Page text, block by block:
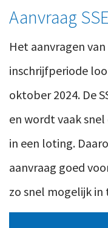
Aanvraag
Het aanvragen
inschrijfperiode
oktober 2024. De
en wordt vaak
in een loting.
aanvraag goed
zo snel mogelijk in